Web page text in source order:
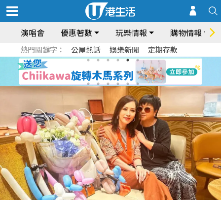
演唱會 優惠著數 玩樂情報 購物情報
熱門關鍵字： 公屋熱話 娛樂新聞 定期存款